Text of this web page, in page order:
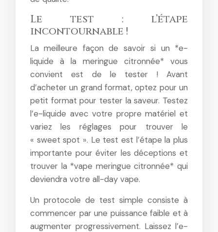
Le test : l’étape
incontournable !
La meilleure façon de savoir si un *e-
liquide à la meringue citronnée* vous
convient est de le tester ! Avant
d’acheter un grand format, optez pour un
petit format pour tester la saveur. Testez
l’e-liquide avec votre propre matériel et
variez les réglages pour trouver le
« sweet spot ». Le test est l’étape la plus
importante pour éviter les déceptions et
trouver la *vape meringue citronnée* qui
deviendra votre all-day vape.
Un protocole de test simple consiste à
commencer par une puissance faible et à
augmenter progressivement. Laissez l’e-